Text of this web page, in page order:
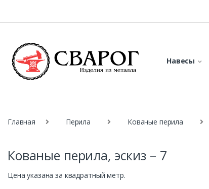
Навесы
Главная Перила Кованые перила
Кованые перила, эскиз – 7
Цена указана за квадратный метр.